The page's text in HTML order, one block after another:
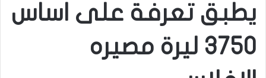
يطبق تعرفة على اساس
٣٧٥٠ ليرة مصيره